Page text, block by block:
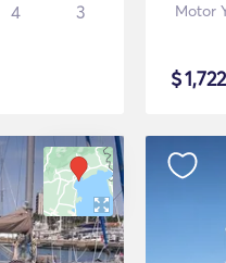
4 3 Motor
$1,722